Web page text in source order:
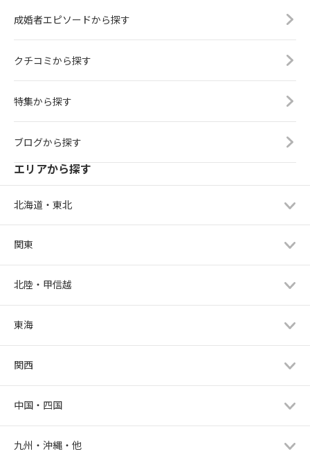
成婚者エピソードから探す
クチコミから探す
特集から探す
ブログから探す
エリアから探す
北海道・東北
関東
北陸・甲信越
東海
関西
中国・四国
九州・沖縄・他